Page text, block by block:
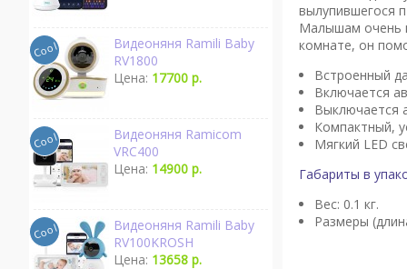
вылупившегося
Малышам очень
комнате, он
Встроенный
Включается
Выключается
Компактный,
Мягкий LED
Габариты в
Вес: 0.1 кг.
Размеры
Видеоняня Ramili Baby
RV1800
Цена: 17700 р.
Видеоняня Ramicom
VRC400
Цена: 14900 р.
Видеоняня Ramili Baby
RV100KROSH
Цена: 13658 р.